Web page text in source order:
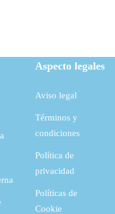
Aspecto legales
Aviso legal
Términos y
condiciones
Política de
privacidad
Políticas de
Cookie